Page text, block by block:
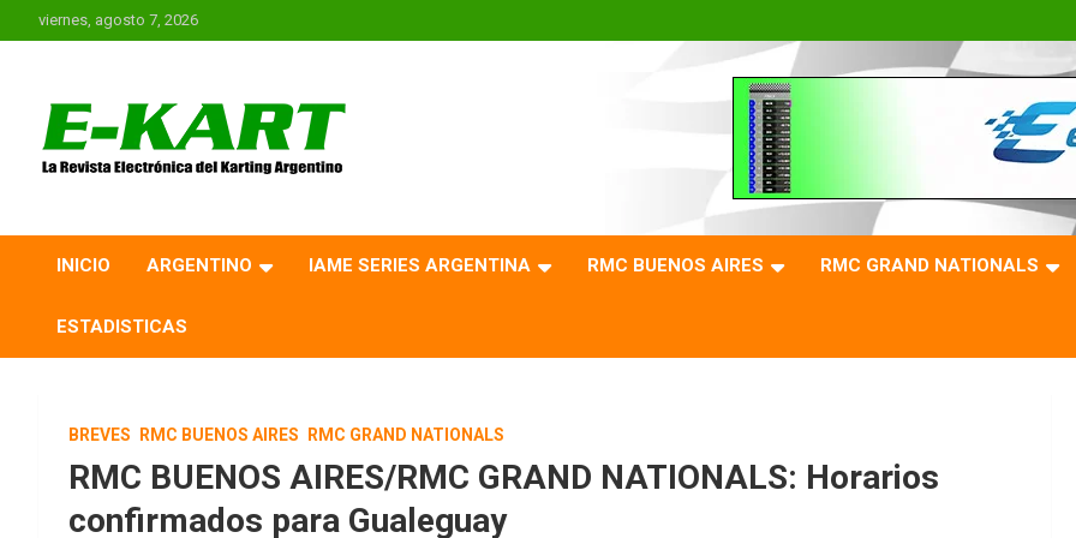
al
viernes, agosto 7, 2026
Revista Electrónica del
Karting en Argentina
INICIO ARGENTINO IAME SERIES ARGENTINA RMC BUENOS AIRES RMC GRAND NATIONALS
ESTADISTICAS
BREVES RMC BUENOS AIRES RMC GRAND NATIONALS
RMC BUENOS AIRES/RMC GRAND NATIONALS: Horarios
confirmados para Gualeguay